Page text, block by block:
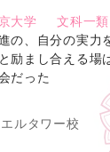
大学
文科一類
の、自分の実力
励まし合える場
だった
ルタワー校